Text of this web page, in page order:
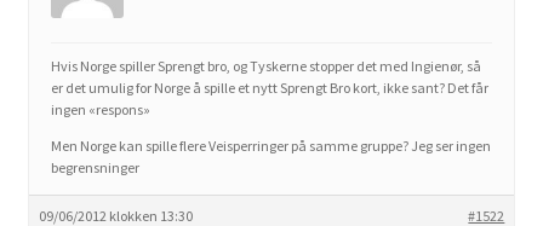
Hvis Norge spiller Sprengt bro, og Tyskerne stopper det med Ingienør, så
er det umulig for Norge å spille et nytt Sprengt Bro kort, ikke sant? Det får
ingen «respons»
Men Norge kan spille flere Veisperringer på samme gruppe? Jeg ser ingen
begrensninger
09/06/2012 klokken 13:30 #1522